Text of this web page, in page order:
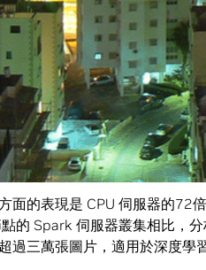
個 CPU 的運算能力，耗電
辦公室通風系統一樣安靜。
計的整合式 DGX Station 系統
系統可能需要花上一個月來準
有無與倫比的深度學習和分析
面的表現是 CPU 伺服器的72倍
的 Spark 伺服器叢集相比，
過三萬張圖片，適用於深度學